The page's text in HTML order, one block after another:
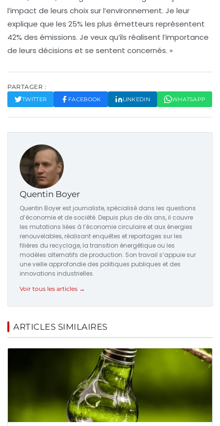
l’impact de leurs choix sur l’environnement. Je leur
explique que les 25% les plus émetteurs représentent
42% des émissions. Je veux qu’ils réalisent l’importance
de leurs décisions et se sentent concernés. »
PARTAGER :
TWITTER FACEBOOK LINKEDIN WHATSAPP
Quentin Boyer
Quentin Boyer est journaliste, spécialisé dans les questions
d’économie et de société. Depuis plus de dix ans, il couvre
les mutations liées à l’économie circulaire et aux énergies
renouvelables, réalisant enquêtes et reportages sur les
filières du recyclage, la transition énergétique ou les
modèles alternatifs de production. Son travail s’appuie sur
une veille approfondie des politiques publiques et des
innovations industrielles.
Voir tous les articles →
ARTICLES SIMILAIRES